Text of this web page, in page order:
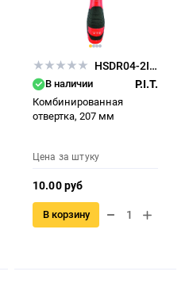
HSDR04-2IN1
В наличии P.I.T.
Комбинированная
отвертка, 207 мм
Цена за штуку
10.00 руб
В корзину